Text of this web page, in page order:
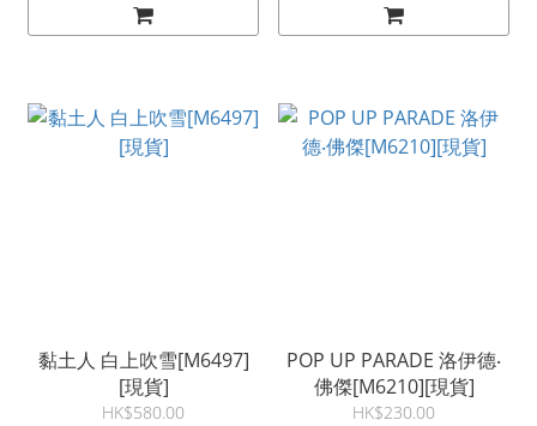
黏土人 白上吹雪[M6497]
[現貨]
HK$580.00
POP UP PARADE 洛伊德‧
佛傑[M6210][現貨]
HK$230.00